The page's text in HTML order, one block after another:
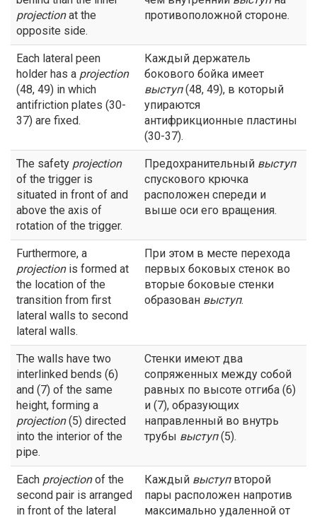
projectionat the
opposite side.
противоположной стороне.
Each lateral peen
holder has a projection
(48, 49) in which
antifriction plates (30-
37) are fixed.
Каждый держатель
бокового бойка имеет
выступ(48, 49), в который
упираются
антифрикционные пластины
(30-37).
The safety projection
of the trigger is
situated in front of and
above the axis of
rotation of the trigger.
Предохранительный выступ
спускового крючка
расположен спереди и
выше оси его вращения.
Furthermore, a
projectionis formed at
the location of the
transition from first
lateral walls to second
lateral walls.
При этом в месте перехода
первых боковых стенок во
вторые боковые стенки
образован выступ.
The walls have two
interlinked bends (6)
and (7) of the same
height, forming a
projection(5) directed
into the interior of the
pipe.
Стенки имеют два
сопряженных между собой
равных по высоте отгиба (6)
и (7), образующих
направленный во внутрь
трубы выступ(5).
Each projectionof the
second pair is arranged
in front of the lateral
Каждый выступвторой
пары расположен напротив
максимально удаленной от